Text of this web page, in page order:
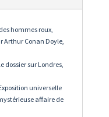
hommes roux,
Arthur Conan Doyle,
dossier sur Londres,
universelle
affaire de